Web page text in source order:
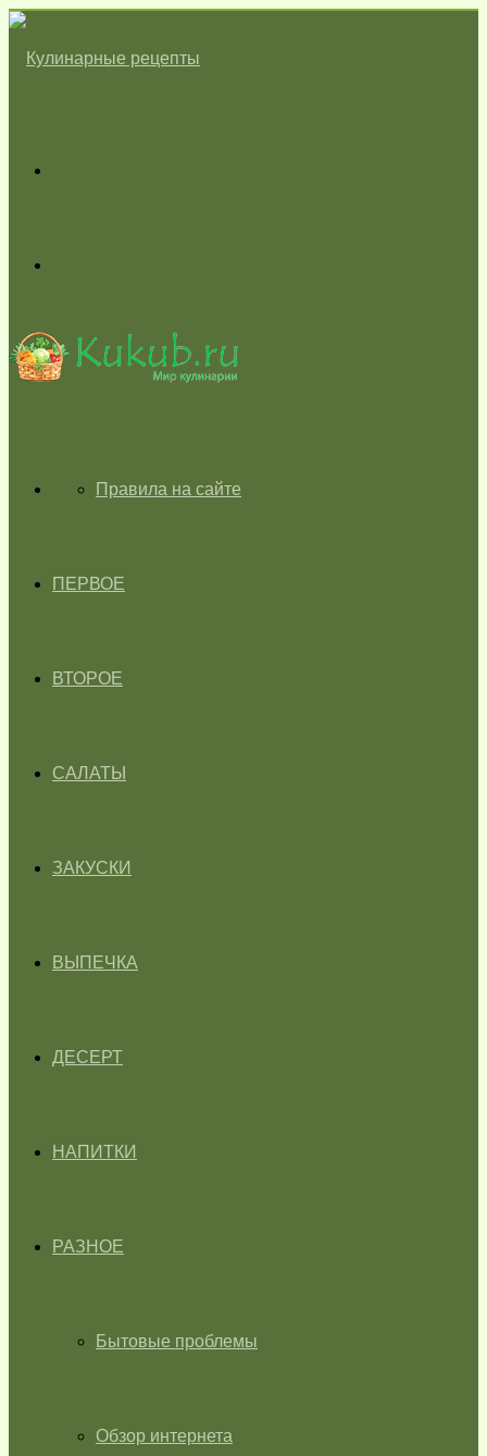
skin
ГЛАВНАЯПравила на сайте
ПЕРВОЕ
ВТОРОЕ
САЛАТЫ
ЗАКУСКИ
ВЫПЕЧКА
ДЕСЕРТ
НАПИТКИ
РАЗНОЕ
Бытовые проблемы
Обзор интернета